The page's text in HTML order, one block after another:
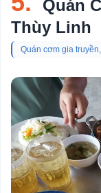
Quán
Thùy Linh
Quán cơm gia